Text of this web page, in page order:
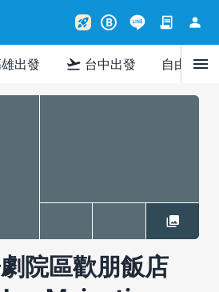
rocket_launch B contract person
出發 flight_takeoff 台中出發 自由行menu
院區歡朋飯店